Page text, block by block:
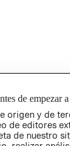
de empezar
origen y de
de editores
de nuestro